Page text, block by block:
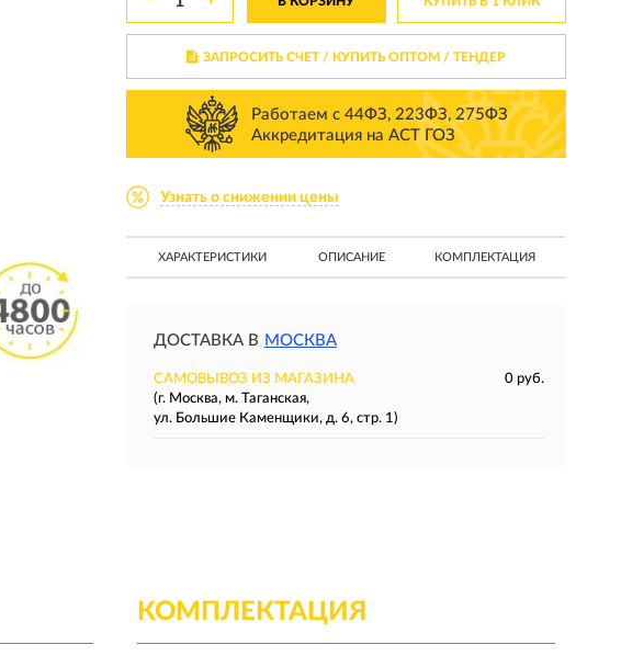
ЗАПРОСИТЬ СЧЕТ / КУПИТЬ ОПТОМ/ ТЕНДЕР
Работаем с 44ФЗ, 223ФЗ, 275ФЗ
Аккредитация на АСТ ГОЗ
Узнать о снижении цены
ХАРАКТЕРИСТИКИ ОПИСАНИЕ КОМПЛЕКТАЦИЯ
ДОСТАВКА В МОСКВА
САМОВЫВОЗ ИЗ МАГАЗИНА
0 руб.
(г. Москва, м. Таганская,
ул. Большие Каменщики, д. 6, стр. 1)
КОМПЛЕКТАЦИЯ